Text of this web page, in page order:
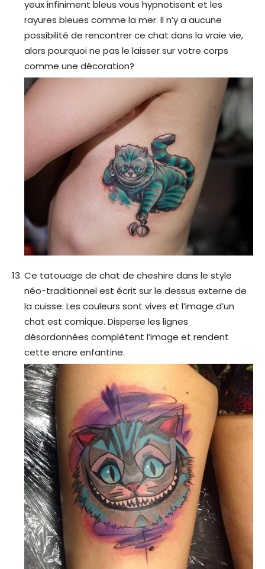
yeux infiniment bleus vous hypnotisent et les
rayures bleues comme la mer. Il n’y a aucune
possibilité de rencontrer ce chat dans la vraie vie,
alors pourquoi ne pas le laisser sur votre corps
comme une décoration?
Ce tatouage de chat de cheshire dans le style
néo-traditionnel est écrit sur le dessus externe de
la cuisse. Les couleurs sont vives et l’image d’un
chat est comique. Disperse les lignes
désordonnées complètent l’image et rendent
cette encre enfantine.